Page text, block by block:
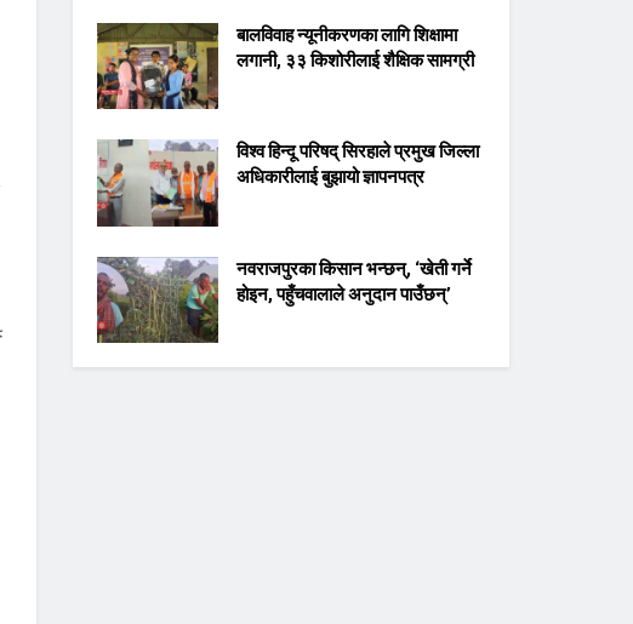
बालविवाह न्यूनीकरणका लागि शिक्षामा
लगानी, ३३ किशोरीलाई शैक्षिक सामग्री
विश्व हिन्दू परिषद् सिरहाले प्रमुख जिल्ला
अधिकारीलाई बुझायो ज्ञापनपत्र
नवराजपुरका किसान भन्छन्, ‘खेती गर्ने
होइन, पहुँचवालाले अनुदान पाउँछन्’